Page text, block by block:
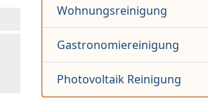
Wohnungsreinigung
Gastronomiereinigung
Photovoltaik Reinigung